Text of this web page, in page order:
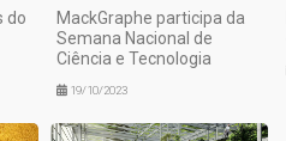
do
MackGraphe participa da
Semana Nacional de
Ciência e Tecnologia
19/10/2023